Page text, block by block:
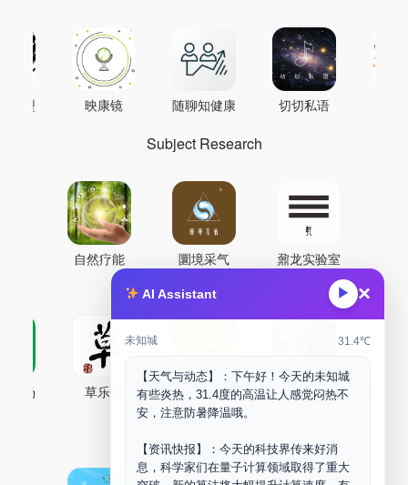
AI Assistant ▶ ×
未知城 31.4℃
【天气与动态】：下午好！今天的未知城
有些炎热，31.4度的高温让人感觉闷热不
安，注意防暑降温哦。
【资讯快报】：今天的科技界传来好消
息，科学家们在量子计算领域取得了重大
模型 映康镜 随聊知健康 切切私语
Subject Research
自然疗能 圜境采气 鼐龙实验室
药场 草乐村 中药剂合成 DOORM